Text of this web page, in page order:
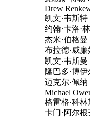
Drew Renkewitz
凯文·韦斯特
约翰·卡洛·林奇
杰米·伯格曼
布拉德·威廉姆·亨
凯文·韦斯曼
隆巴多·博伊尔
迈克尔·佩纳
Michael Owen
格雷格·科林斯
卡门·阿尔根齐亚